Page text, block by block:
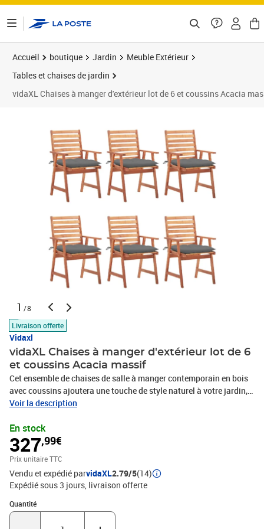
Accueil boutique Jardin
Meuble Extérieur
Tables et chaises de jardin
vidaXL Chaises à manger d'extérieur lot de 6 et coussins Acacia
1 /8
Livraison offerte
Vidaxl
vidaXL Chaises à manger d'extérieur lot de 6
et coussins Acacia massif
Cet ensemble de chaises de salle à manger contemporain en bois
avec coussins ajoutera une touche de style naturel à votre jardin,
terrasse ou patio. Cet ensemble de chaises en bois sera un
sont fabriquées en bois d'acacia massif, un bois dur tropical,
résistant aux intempéries et durable pendant des années. La
surface finie à l'huile est facile à nettoyer avec un chiffon humide.
La conception à lattes apportera un charme rustique. De plus, les
coussins inclus offrent du confort supplémentaire lors de l'assise.
Il est composé à 100 % de polyester qui a été traité pour le rendre
imperméable. Chaque coussin a deux jeux de cordes pour le fixer
fermement sur la chaise. Remarque : Afin de prolonger la durée de
Voir la description
En stock
327,99€
Prix unitaire TTC
Vendu et expédié parvidaXL2.79/5(14)
Expédié sous 3 jours livraison offerte
Quantité
Quantité : 1